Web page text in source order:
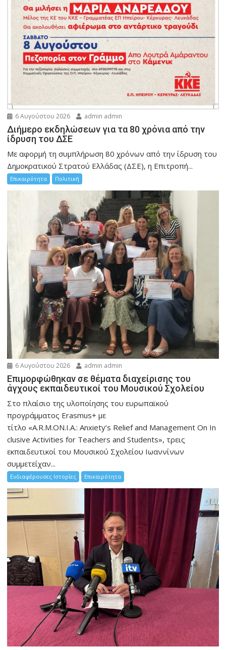
6 Αυγούστου 2026 admin admin
Διήμερο εκδηλώσεων για τα 80 χρόνια από την
ίδρυση του ΔΣΕ
Με αφορμή τη συμπλήρωση 80 χρόνων από την ίδρυση του
Δημοκρατικού Στρατού Ελλάδας (ΔΣΕ), η Επιτροπή...
Επικαιρότητα Πολιτική
6 Αυγούστου 2026 admin admin
Eπιμορφώθηκαν σε θέματα διαχείρισης του
άγχους εκπαιδευτικοί του Μουσικού Σχολείου
Στο πλαίσιο της υλοποίησης του ευρωπαϊκού
προγράμματος Erasmus+ με
τίτλο «A.R.M.ON.I.A.: Anxiety’s Relief and Management On In
clusive Activities for Teachers and Students», τρεις
εκπαιδευτικοί του Μουσικού Σχολείου Ιωαννίνων
συμμετείχαν...
Ενδιαφέρουσες Ιστορίες Επικαιρότητα